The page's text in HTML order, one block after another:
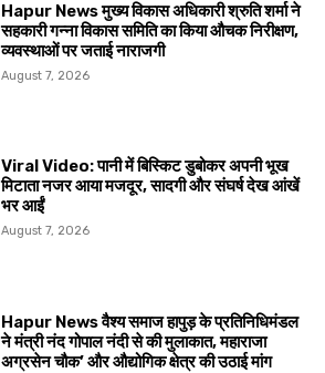
Hapur News मुख्य विकास अधिकारी श्रुति शर्मा ने
सहकारी गन्ना विकास समिति का किया औचक निरीक्षण,
व्यवस्थाओं पर जताई नाराजगी
August 7, 2026
Viral Video: पानी में बिस्किट डुबोकर अपनी भूख
मिटाता नजर आया मजदूर, सादगी और संघर्ष देख आंखें
भर आईं
August 7, 2026
Hapur News वैश्य समाज हापुड़ के प्रतिनिधिमंडल
ने मंत्री नंद गोपाल नंदी से की मुलाकात, महाराजा
अग्रसेन चौक’ और औद्योगिक क्षेत्र की उठाई मांग